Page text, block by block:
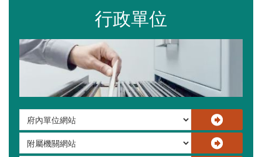
行政單位